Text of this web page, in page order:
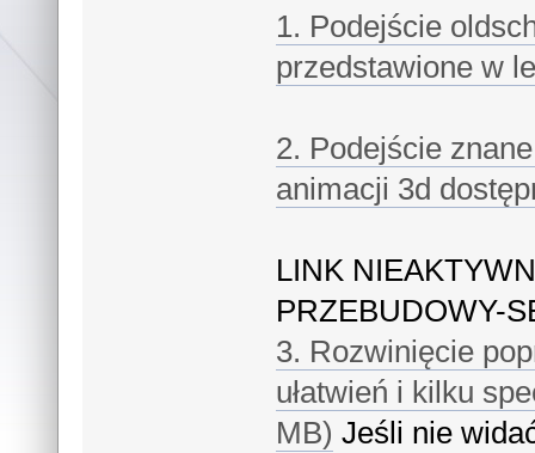
1. Podejście
przedstawione w
2. Podejście
animacji 3d
LINK
PRZEBUDOWY-
3. Rozwinięcie
ułatwień i kilku
MB) Jeśli nie